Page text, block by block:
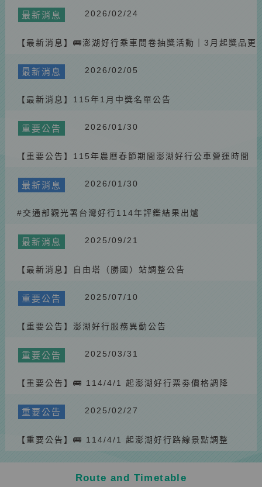
2026/02/24
最新消息
【最新消息】🚌澎湖好行乘車問卷抽獎活動｜3月起獎品更
2026/02/05
最新消息
【最新消息】115年1月中獎名單公告
2026/01/30
重要公告
【重要公告】115年農曆春節期間澎湖好行公車營運時間
2026/01/30
最新消息
#交通部觀光署台灣好行114年評鑑結果出爐
2025/09/21
最新消息
【最新消息】自由塔（勝國）站調整公告
2025/07/10
重要公告
【重要公告】澎湖好行服務異動公告
2025/03/31
重要公告
【重要公告】🚌 114/4/1 起澎湖好行票劵價格調降
2025/02/27
重要公告
【重要公告】🚌 114/4/1 起澎湖好行路線景點調整
Route and Timetable